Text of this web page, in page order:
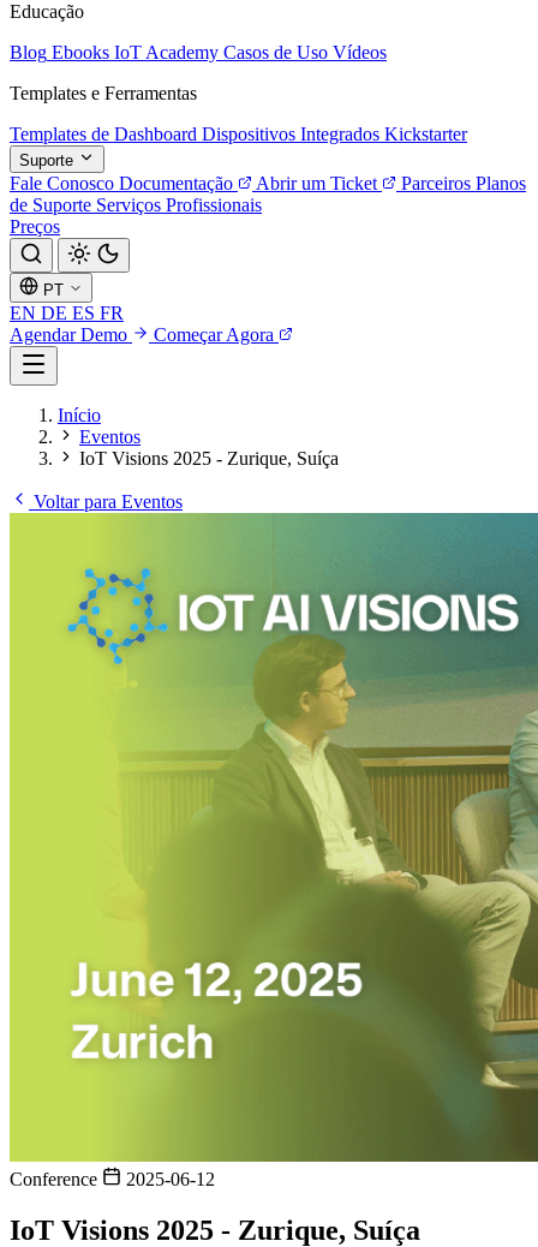
Educação
Blog Ebooks IoT Academy Casos de Uso Vídeos
Templates e Ferramentas
Templates de Dashboard Dispositivos Integrados Kickstarter
Suporte
Fale Conosco Documentação Abrir um Ticket Parceiros Planos
de Suporte Serviços Profissionais
Preços
PT
EN DE ES FR
Agendar Demo
Começar Agora
Início
Eventos
IoT Visions 2025 - Zurique, Suíça
Voltar para Eventos
Conference 2025-06-12
IoT Visions 2025 - Zurique, Suíça